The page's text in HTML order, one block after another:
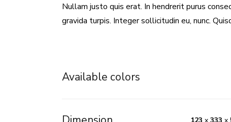
Nullam justo quis erat. In hendrerit purus
gravida turpis. Integer sollicitudin eu, nunc.
Available colors